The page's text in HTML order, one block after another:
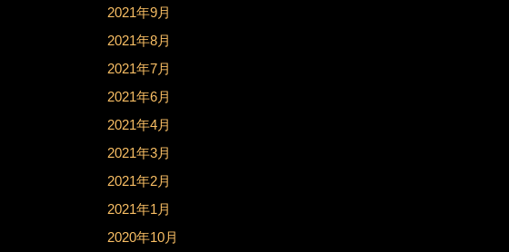
2021年9月
2021年8月
2021年7月
2021年6月
2021年4月
2021年3月
2021年2月
2021年1月
2020年10月